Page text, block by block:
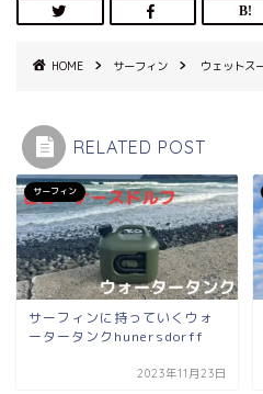
HOME サーフィン ウェットス
RELATED POST
サーフィン
サーフィンに持っていくウォ
ータータンクhunersdorff
2023年11月23日